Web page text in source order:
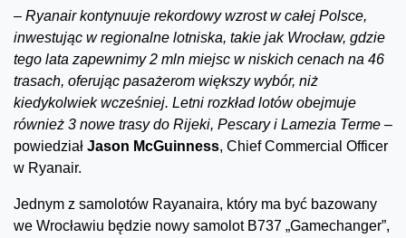
– Ryanair kontynuuje rekordowy wzrost w całej Polsce,
inwestując w regionalne lotniska, takie jak Wrocław, gdzie
tego lata zapewnimy 2 mln miejsc w niskich cenach na 46
trasach, oferując pasażerom większy wybór, niż
kiedykolwiek wcześniej. Letni rozkład lotów obejmuje
również 3 nowe trasy do Rijeki, Pescary i Lamezia Terme –
powiedział Jason McGuinness, Chief Commercial Officer
w Ryanair.
Jednym z samolotów Rayanaira, który ma być bazowany
we Wrocławiu będzie nowy samolot B737 „Gamechanger”,